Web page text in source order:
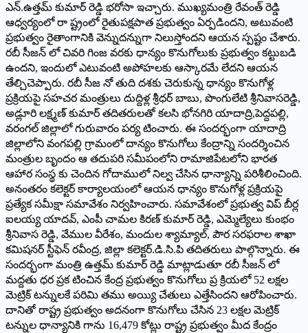
ఎన్.ఉత్తమ్ కుమార్ రెడ్డి భరోసా ఇచ్చారు. ముఖ్యమంత్రి రేవంత్ రెడ్డి
ఆధ్వర్యంలో రా ష్ట్రంలో రైతుపక్షపాత ప్రభుత్వం ఏర్పడిందని, అటువంటి
ప్రభుత్వం రైతాంగానికి వెన్నుదన్నుగా నిలుస్తోందని ఆయన స్పష్టం చేశారు.
రబీ సీజన్ లో చివరి గింజ వరకు ధాన్యం కొనుగోలుకు ప్రభుత్వం కట్టుబడి
ఉందని, ఇందులో ఎటువంటి అపోహలకు ఆస్కారమే లేదని ఆయన
తేల్చిచెప్పారు. రబీ సీజ నో తుది దశకు చెరుకున్న ధాన్యం కొనుగోళ్ల
ప్రక్రియపై సహచర మంత్రులు దుద్దిళ్ల శ్రీధర్ బాబు, పొంగులేటి శ్రీనివాసరెడ్డి,
అడ్లూరి లక్ష్మణ్ కుమార్ తదితరులతో కలసి భోనగిరి యాదాద్రి,పెద్దపల్లి,
వరంగల్ జిల్లాలో గురువారం పర్య టించారు. ఈ సందర్భంగా యాదాద్రి
జిల్లాలోని వంగపల్లి గ్రామంలో దాన్యం కొనుగోలు కేంద్రాన్ని సందర్శించిన
మంత్రుల బృందం ఆ తదుపరి సమీపంలోని రామాజిపేటలోని భారత
ఆహార సంస్థ కు చెందిన గోదాములో నిల్వ చేసిన ధాన్యాన్ని పరిశీలించింది.
అనంతరం కలెక్టర్ కార్యాలయంలో ఆయన ధాన్యం కొనుగోళ్ల ప్రక్రియపై
ప్రత్యేక సమీక్షా సమావేశం నిర్వహించారు. సమావేశంలో ప్రభుత్వ విప్ బీర్ల
ఐలయ్య యాదవ్, ఎంపీ చామల కిరణ్ కుమార్ రెడ్డి, ఎమ్మెల్యేలు కుంభం
శ్రీనివాస రెడ్డి, వేముల వీరేశం, మందుల శ్యామ్యాల్, పౌర సరఫరాల శాఖా
కమిషనర్ స్టీఫెన్ రవీంద్ర, జిల్లా కలెక్టర్.డి.సి.పి తదితరులు పాల్గొన్నారు. ఈ
సందర్భంగా మంత్రి ఉత్తమ్ కుమార్ రెడ్డి మాట్లాడుతూ రబీ సీజన్ లో
మద్దతు ధర ప్రక టించిన కేంద్ర ప్రభుత్వం కొనుగోలు ప్ర క్రియలో 52 లక్షల
మెట్రిక్ టన్నులకే పరిమి తము అయ్యి చేతులు ఎత్తేసిందని ఆరోపించారు.
దానితో రాష్ట్ర ప్రభుత్వం అదనంగా కొనుగోలు చేసిన 23 లక్షల మెట్రిక్
టన్నుల ధాన్యానికి గాను 16,479 కోట్లు రాష్ట్ర ప్రభుత్వం మీద కేంద్రం